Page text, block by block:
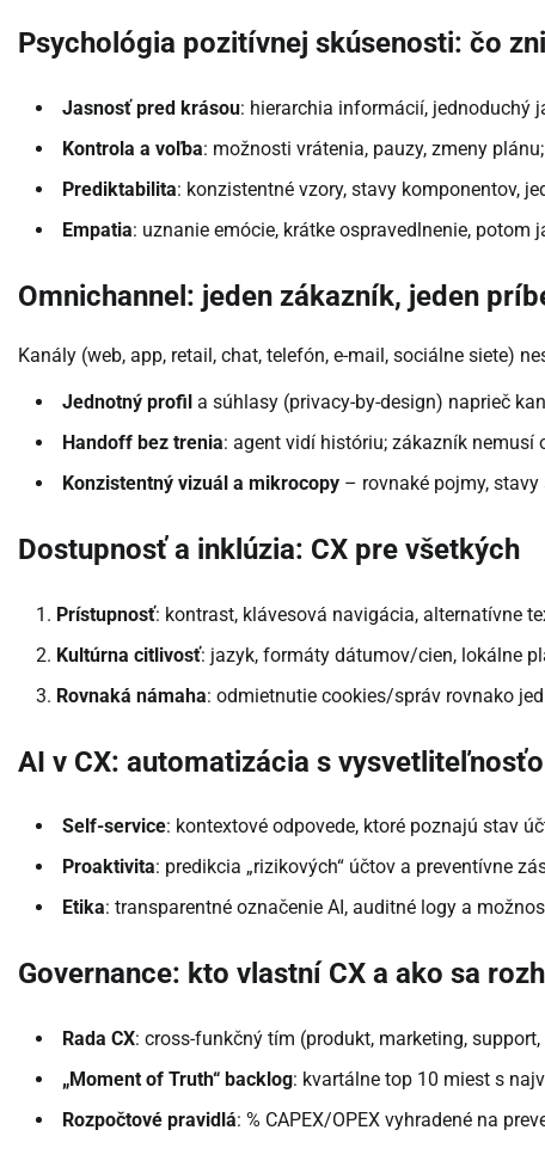
Psychológia pozitívnej skúsenosti: čo
Jasnosť pred krásou: hierarchia informácií, jednoduchý
Kontrola a voľba: možnosti vrátenia, pauzy, zmeny
Prediktabilita: konzistentné vzory, stavy komponentov,
Empatia: uznanie emócie, krátke ospravedlnenie, potom
Omnichannel: jeden zákazník, jeden
Kanály (web, app, retail, chat, telefón, e-mail, sociálne siete)
Jednotný profil a súhlasy (privacy-by-design) naprieč
Handoff bez trenia: agent vidí históriu; zákazník nemusí
Konzistentný vizuál a mikrocopy – rovnaké pojmy,
Dostupnosť a inklúzia: CX pre všetkých
Prístupnosť: kontrast, klávesová navigácia, alternatívne
Kultúrna citlivosť: jazyk, formáty dátumov/cien, lokálne
Rovnaká námaha: odmietnutie cookies/správ rovnako
AI v CX: automatizácia s
Self-service: kontextové odpovede, ktoré poznajú stav
Proaktivita: predikcia „rizikových“ účtov a preventívne
Etika: transparentné označenie AI, auditné logy a
Governance: kto vlastní CX a ako sa
Rada CX: cross-funkčný tím (produkt, marketing,
„Moment of Truth“ backlog: kvartálne top 10 miest s
Rozpočtové pravidlá: % CAPEX/OPEX vyhradené na